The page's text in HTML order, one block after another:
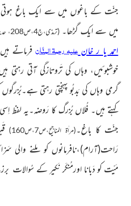
جنّت کے باغوں میں سے ایک باغ
میں سے ایک گڑھا۔ (ترمذی،ج4،ص208، حدیث:2468)
احمد یا ر خانعلیہ رحمۃ المنَّان فرماتے
خوشبوئیں، وہاں کی تَروتازگی آتی رہتی
گرمی وہاں کی بَدبُو پہنچتی رہتی
کہتے ہیں۔ فُلاں بُزرگ کا رَوضہ۔یہ لفظ
جنّت کا باغ۔(مراٰۃ المناجیح،ص7،ص160)
رَاحت(آرام)،نافرمانوں کو ملنے والی
مَيّت كو دَبانا اورمُنکَر نَکیر کے سُوالات